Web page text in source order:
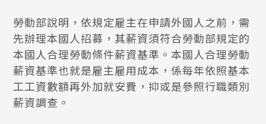
勞動部說明，依規定雇主在申請外國人之前，需
先辦理本國人招募，其薪資須符合勞動部規定的
本國人合理勞動條件薪資基準。本國人合理勞動
薪資基準也就是雇主雇用成本，係每年依照基本
工工資數額再外加就安費，抑或是參照行職類別
薪資調查。